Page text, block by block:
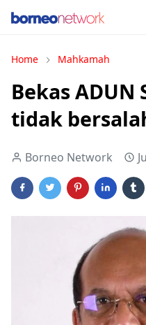
Home Mahkamah
Bekas
tidak
Borneo Network